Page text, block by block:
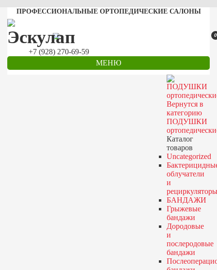
ПРОФЕССИОНАЛЬНЫЕ ОРТОПЕДИЧЕСКИЕ САЛОНЫ
+7 (928) 270-69-59
0
МЕНЮ
Вернутся в
категорию
ПОДУШКИ
Каталог
товаров
Uncategorized
облучатели
и
рециркуляторы
БАНДАЖИ
Грыжевые
бандажи
Дородовые
и
послеродовые
бандажи